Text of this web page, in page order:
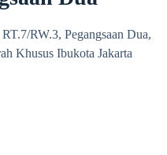
RW.3, Pegangsaan Dua,
Khusus Ibukota Jakarta